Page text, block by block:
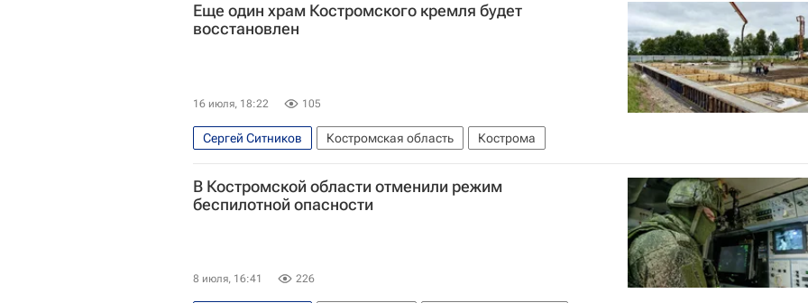
Еще один храм Костромского кремля будет
восстановлен
16 июля, 18:22 105
Сергей Ситников Костромская область Кострома
В Костромской области отменили режим
беспилотной опасности
8 июля, 16:41 226